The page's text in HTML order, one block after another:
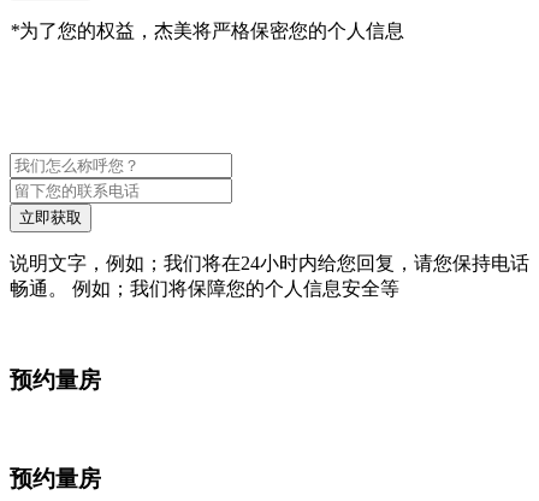
*为了您的权益，杰美将严格保密您的个人信息
立即获取
说明文字，例如；我们将在24小时内给您回复，请您保持电话
畅通。 例如；我们将保障您的个人信息安全等
预约量房
预约量房